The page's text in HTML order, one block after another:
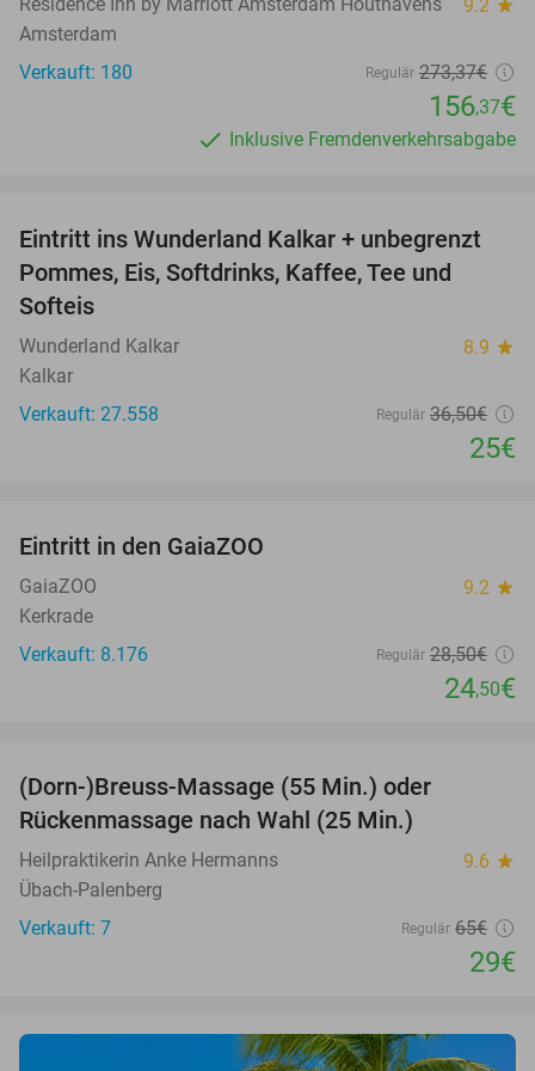
9.2 star
Amsterdam
Verkauft: 180
Regulär 273,37€
156,37€
Inklusive Fremdenverkehrsabgabe
32%
Eintritt ins Wunderland Kalkar + unbegrenzt
Pommes, Eis, Softdrinks, Kaffee, Tee und
Softeis
Wunderland Kalkar 8.9 star
Kalkar
Verkauft: 27.558
Regulär 36,50€
25€
Eintritt in den GaiaZOO
GaiaZOO 9.2 star
Kerkrade
Verkauft: 8.176
Regulär 28,50€
24,50€
(Dorn-)Breuss-Massage (55 Min.) oder
Rückenmassage nach Wahl (25 Min.)
Heilpraktikerin Anke Hermanns 9.6 star
Übach-Palenberg
Verkauft: 7
Regulär 65€
29€